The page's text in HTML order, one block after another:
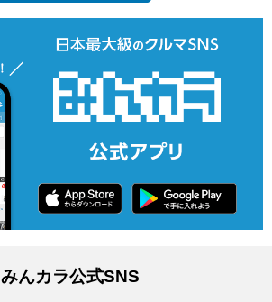
みんカラ公式SNS